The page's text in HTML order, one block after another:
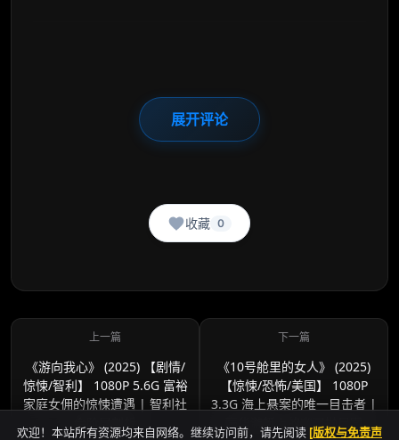
展开评论
收藏 0
《游向我心》 (2025) 【剧情/
惊悚/智利】 1080P 5.6G 富裕
家庭女佣的惊悚遭遇 | 智利社
会阶层剖析
《10号舱里的女人》 (2025)
【惊悚/恐怖/美国】 1080P
3.3G 海上悬案的唯一目击者 |
豪华游艇上的幽灵抛尸案
欢迎！本站所有资源均来自网络。继续访问前，请先阅读 [版权与免责声